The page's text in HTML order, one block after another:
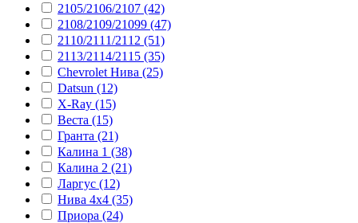
2105/2106/2107 (42)
2108/2109/21099 (47)
2110/2111/2112 (51)
2113/2114/2115 (35)
Chevrolet Нива (25)
Datsun (12)
X-Ray (15)
Веста (15)
Гранта (21)
Калина 1 (38)
Калина 2 (21)
Ларгус (12)
Нива 4x4 (35)
Приора (24)